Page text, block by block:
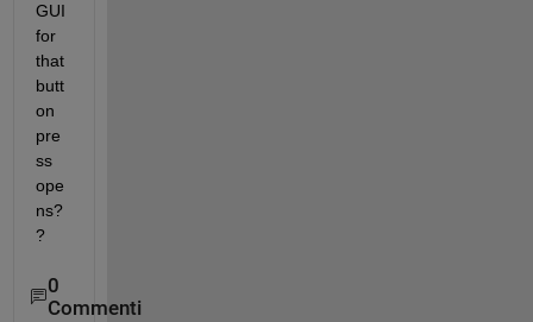
GUI
for
that
butt
on
pre
ss
ope
ns?
?
0
Commenti